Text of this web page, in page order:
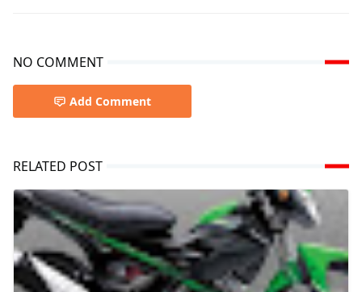
NO COMMENT
Add Comment
RELATED POST